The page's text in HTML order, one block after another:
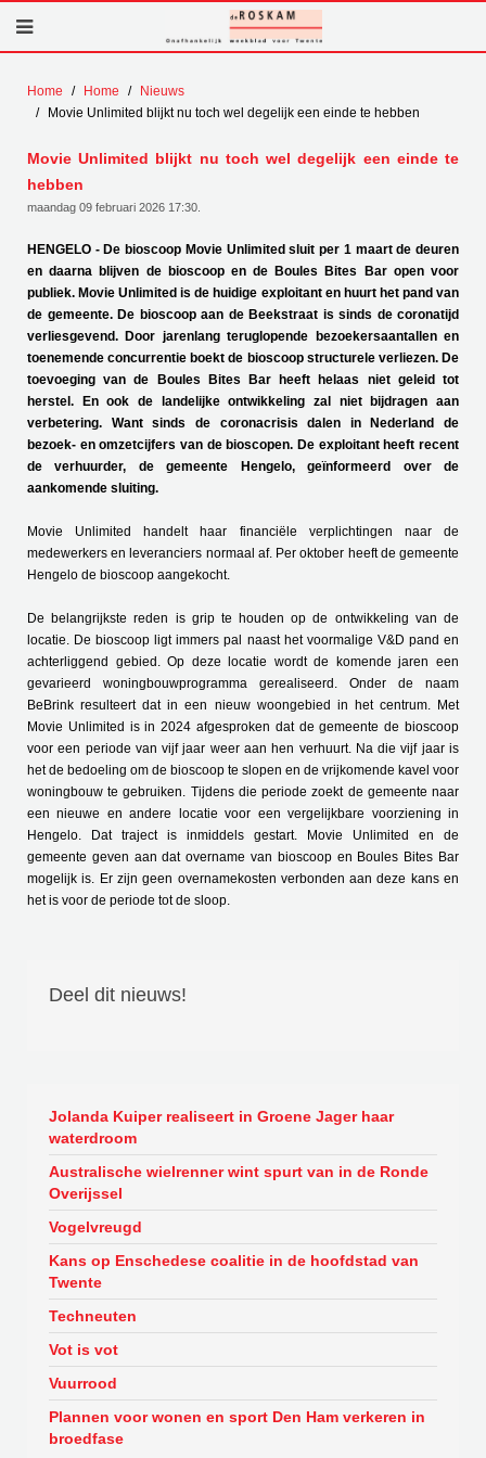
Home Home
Nieuws
Movie Unlimited blijkt nu toch wel degelijk een einde te hebben
Movie Unlimited blijkt nu toch wel degelijk een einde te
hebben
maandag 09 februari 2026 17:30
HENGELO - De bioscoop Movie Unlimited sluit per 1 maart de deuren
en daarna blijven de bioscoop en de Boules Bites Bar open voor
publiek. Movie Unlimited is de huidige exploitant en huurt het pand van
de gemeente. De bioscoop aan de Beekstraat is sinds de coronatijd
verliesgevend. Door jarenlang teruglopende bezoekersaantallen en
toenemende concurrentie boekt de bioscoop structurele verliezen. De
toevoeging van de Boules Bites Bar heeft helaas niet geleid tot
herstel. En ook de landelijke ontwikkeling zal niet bijdragen aan
verbetering. Want sinds de coronacrisis dalen in Nederland de
bezoek- en omzetcijfers van de bioscopen. De exploitant heeft recent
de verhuurder, de gemeente Hengelo, geïnformeerd over de
aankomende sluiting.
Movie Unlimited handelt haar financiële verplichtingen naar de
medewerkers en leveranciers normaal af. Per oktober heeft de gemeente
Hengelo de bioscoop aangekocht.
De belangrijkste reden is grip te houden op de ontwikkeling van de
locatie. De bioscoop ligt immers pal naast het voormalige V&D pand en
achterliggend gebied. Op deze locatie wordt de komende jaren een
gevarieerd woningbouwprogramma gerealiseerd. Onder de naam
BeBrink resulteert dat in een nieuw woongebied in het centrum. Met
Movie Unlimited is in 2024 afgesproken dat de gemeente de bioscoop
voor een periode van vijf jaar weer aan hen verhuurt. Na die vijf jaar is
het de bedoeling om de bioscoop te slopen en de vrijkomende kavel voor
woningbouw te gebruiken. Tijdens die periode zoekt de gemeente naar
een nieuwe en andere locatie voor een vergelijkbare voorziening in
Hengelo. Dat traject is inmiddels gestart. Movie Unlimited en de
gemeente geven aan dat overname van bioscoop en Boules Bites Bar
mogelijk is. Er zijn geen overnamekosten verbonden aan deze kans en
het is voor de periode tot de sloop.
Deel dit nieuws!
Jolanda Kuiper realiseert in Groene Jager haar
waterdroom
Australische wielrenner wint spurt van in de Ronde
Overijssel
Vogelvreugd
Kans op Enschedese coalitie in de hoofdstad van
Twente
Techneuten
Vot is vot
Vuurrood
Plannen voor wonen en sport Den Ham verkeren in
broedfase